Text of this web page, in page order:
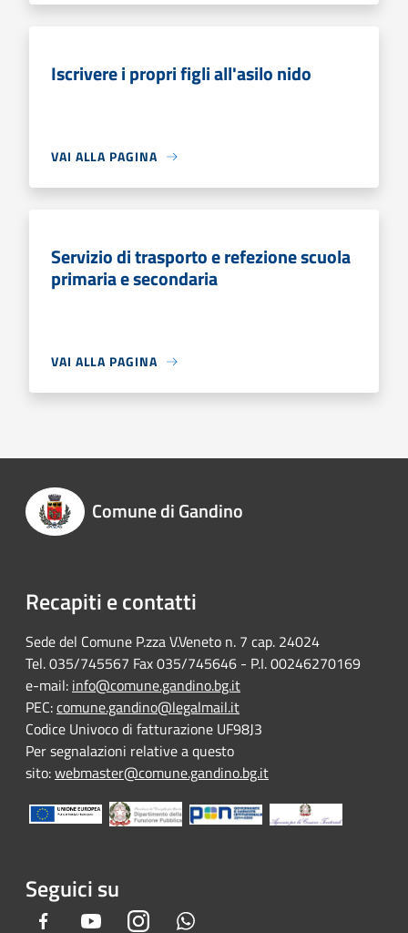
Iscrivere i propri figli all'asilo nido
VAI ALLA PAGINA
Servizio di trasporto e refezione scuola
primaria e secondaria
VAI ALLA PAGINA
Comune di Gandino
Recapiti e contatti
Sede del Comune P.zza V.Veneto n. 7 cap. 24024
Tel. 035/745567 Fax 035/745646 - P.I. 00246270169
e-mail: info@comune.gandino.bg.it
PEC:comune.gandino@legalmail.it
Codice Univoco di fatturazione UF98J3
Per segnalazioni relative a questo
sito:webmaster@comune.gandino.bg.it
Seguici su
Facebook YoutubeInstagram